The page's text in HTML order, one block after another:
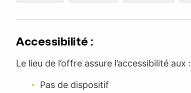
Accessibilité :
Le lieu de l’offre assure l’accessibilité aux :
Pas de dispositif